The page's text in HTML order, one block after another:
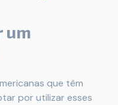
um
que têm
por utilizar esses